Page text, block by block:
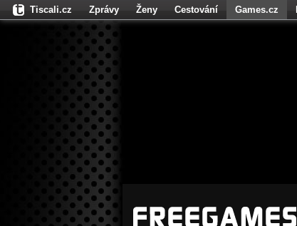
Tiscali.cz Zprávy Ženy Cestování Games.cz
Fights.cz